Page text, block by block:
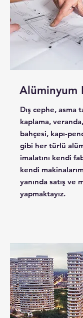
Alüminyum
Dış cephe, asma
kaplama,
bahçesi, kapı-
gibi her türlü
imalatını kendi
kendi
yanında satış ve
yapmaktayız.